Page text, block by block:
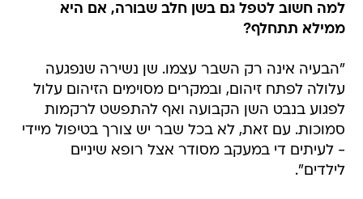
למה חשוב לטפל גם בשן חלב שבורה, אם היא
ממילא תתחלף?
"הבעיה אינה רק השבר עצמו. שן נשירה שנפגעה
עלולה לפתח זיהום, ובמקרים מסוימים הזיהום עלול
לפגוע בנבט השן הקבועה ואף להתפשט לרקמות
סמוכות. עם זאת, לא בכל שבר יש צורך בטיפול מיידי
- לעיתים די במעקב מסודר אצל רופא שיניים
לילדים".